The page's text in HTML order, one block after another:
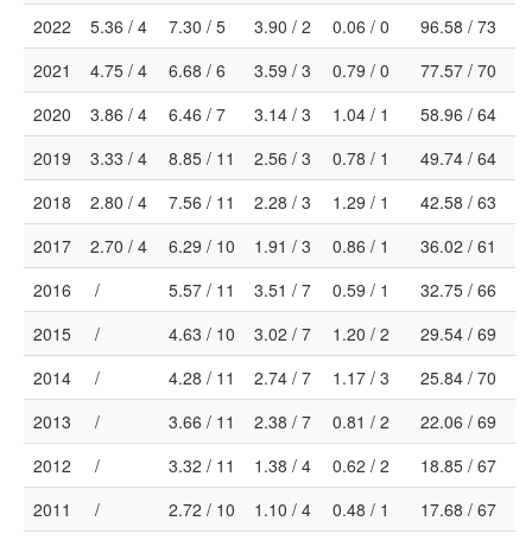
2022
5.36 / 4 7.30 / 5 3.90 / 2 0.06 / 0
96.58 / 73
2021
4.75 / 4 6.68 / 6 3.59 / 3 0.79 / 0
77.57 / 70
2020
3.86 / 4 6.46 / 7 3.14 / 3 1.04 / 1
58.96 / 64
2019
3.33 / 4 8.85 / 11 2.56 / 3 0.78 / 1
49.74 / 64
2018
2.80 / 4 7.56 / 11 2.28 / 3 1.29 / 1
42.58 / 63
2017
2.70 / 4 6.29 / 10 1.91 / 3 0.86 / 1
36.02 / 61
2016
/ 5.57 / 11 3.51 / 7 0.59 / 1
32.75 / 66
2015
/ 4.63 / 10 3.02 / 7 1.20 / 2
29.54 / 69
2014
/ 4.28 / 11 2.74 / 7 1.17 / 3
25.84 / 70
2013
/ 3.66 / 11 2.38 / 7 0.81 / 2
22.06 / 69
2012
/ 3.32 / 11 1.38 / 4 0.62 / 2
18.85 / 67
2011
/ 2.72 / 10 1.10 / 4 0.48 / 1
17.68 / 67